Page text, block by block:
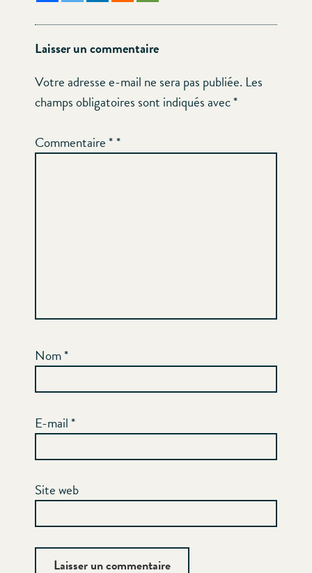
Laisser un commentaire
Votre adresse e-mail ne sera pas publiée. Les
champs obligatoires sont indiqués avec*
Commentaire*
Nom*
E-mail*
Site web